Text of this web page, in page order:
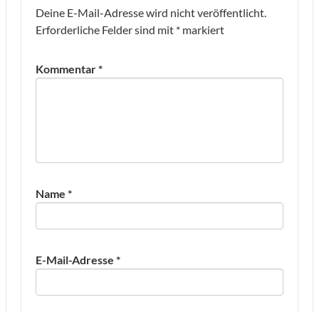
Deine E-Mail-Adresse wird nicht veröffentlicht.
Erforderliche Felder sind mit * markiert
Kommentar*
Name *
E-Mail-Adresse *